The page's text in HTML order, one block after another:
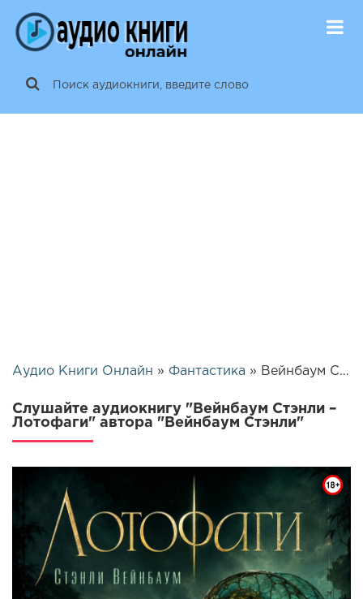
Аудио Книги Онлайн » Фантастика » Вейнбаум Стэнли – Лотофаги | 26146
Слушайте аудиокнигу "Вейнбаум Стэнли –
Лотофаги" автора "Вейнбаум Стэнли"